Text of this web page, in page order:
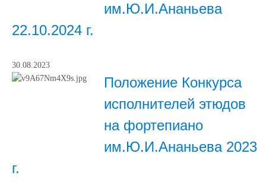
им.Ю.И.Ананьева
22.10.2024 г.
30.08.2023
Положение Конкурса
исполнителей этюдов
на фортепиано
им.Ю.И.Ананьева 2023
г.